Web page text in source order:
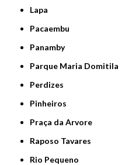
Lapa
Pacaembu
Panamby
Parque Maria Domitila
Perdizes
Pinheiros
Praça da Arvore
Raposo Tavares
Rio Pequeno